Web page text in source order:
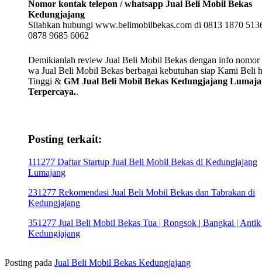
Nomor kontak telepon / whatsapp Jual Beli Mobil Bekas
Kedungjajang
Silahkan hubungi www.belimobilbekas.com di 0813 1870
0878 9685 6062
Demikianlah review Jual Beli Mobil Bekas dengan info nomor
wa Jual Beli Mobil Bekas berbagai kebutuhan siap Kami Beli
Tinggi & GM Jual Beli Mobil Bekas Kedungjajang
Terpercaya..
Posting terkait:
111277 Daftar Startup Jual Beli Mobil Bekas di Kedungjajang
Lumajang
231277 Rekomendasi Jual Beli Mobil Bekas dan Tabrakan di
Kedungjajang
351277 Jual Beli Mobil Bekas Tua | Rongsok | Bangkai |
Kedungjajang
Posting pada Jual Beli Mobil Bekas Kedungjajang